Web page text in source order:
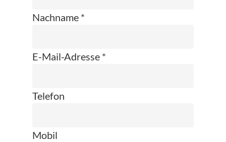
Nachname *
E-Mail-Adresse *
Telefon
Mobil